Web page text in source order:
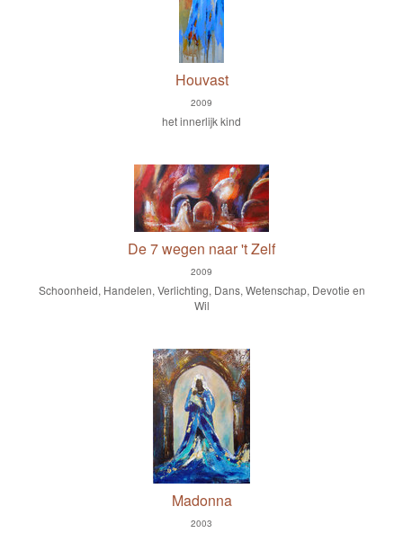
Houvast
2009
het innerlijk kind
De 7 wegen naar 't Zelf
2009
Schoonheid, Handelen, Verlichting, Dans, Wetenschap, Devotie en
Wil
Madonna
2003